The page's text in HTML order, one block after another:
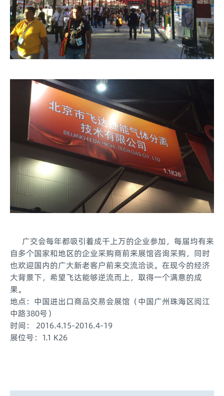
广交会每年都吸引着成千上万的企业参加，每届均有来
自多个国家和地区的企业采购商前来展馆咨询采购，同时
也欢迎国内的广大新老客户前来交流洽谈。在现今的经济
大背景下，希望飞达能够逆流而上，取得一个满意的成
果。
地点：中国进出口商品交易会展馆（中国广州珠海区阅江
中路380号）
时间： 2016.4.15-2016.4-19
展位号：1.1 K26